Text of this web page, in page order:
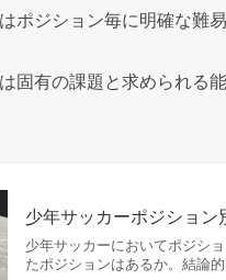
ポジション毎に明確な難
固有の課題と求められる
少年サッカーポジション
少年サッカーにおいてポジシ
たポジションはあるか。結論